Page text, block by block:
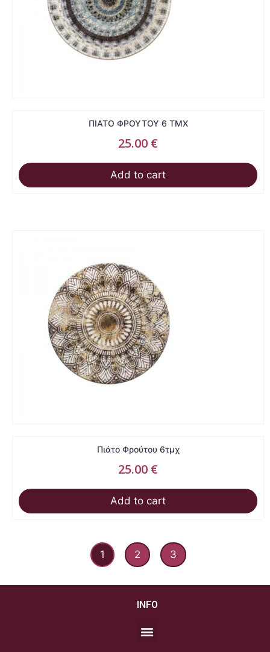
ΠΙΑΤΟ ΦΡΟΥΤΟΥ 6 ΤΜΧ
25.00 €
Add to cart
Πιάτο Φρούτου 6τμχ
25.00 €
Add to cart
1 2 3
INFO